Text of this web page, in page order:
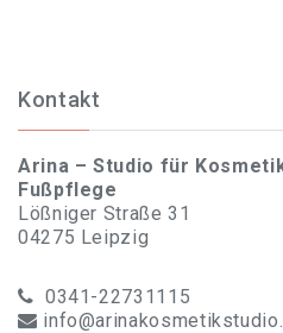
Kontakt
Arina – Studio für
Fußpflege
Lößniger Straße 31
04275 Leipzig
0341-22731115